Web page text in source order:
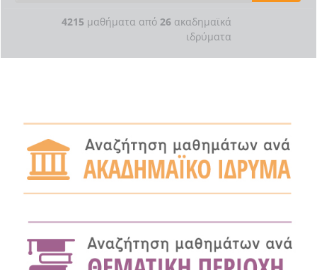
4215 μαθήματα από 26 ακαδημαϊκά
ιδρύματα